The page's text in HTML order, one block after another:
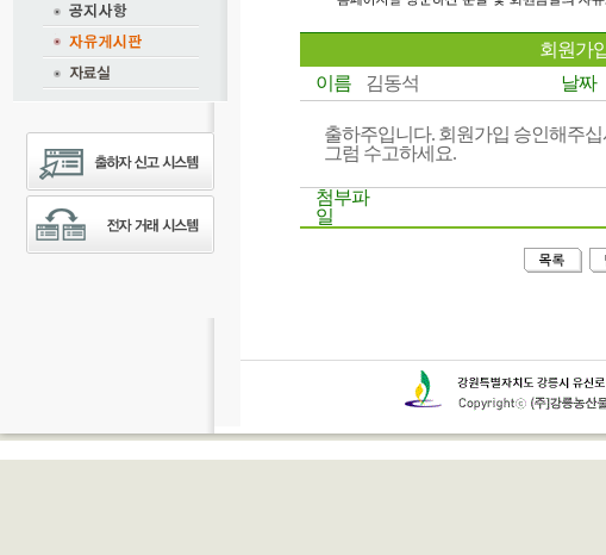
회원가
이름
김동석 날짜
출하주입니다. 회원가입 승인해주십
그럼 수고하세요.
첨부파
일